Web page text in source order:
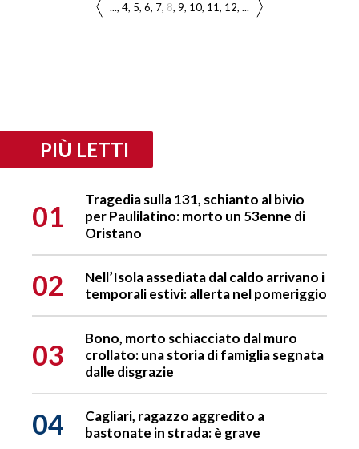
... 4 5 6 7 8 9 10 11 12 ...
PIÙ LETTI
01
Tragedia sulla 131, schianto al bivio
per Paulilatino: morto un 53enne di
Oristano
02
Nell’Isola assediata dal caldo arrivano i
temporali estivi: allerta nel pomeriggio
03
Bono, morto schiacciato dal muro
crollato: una storia di famiglia segnata
dalle disgrazie
04
Cagliari, ragazzo aggredito a
bastonate in strada: è grave